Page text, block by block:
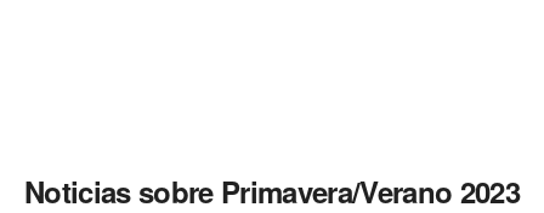
Noticias sobre Primavera/Verano 2023